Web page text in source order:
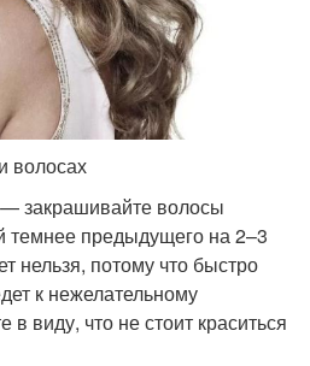
волосах
закрашивайте волосы
темнее предыдущего на 2–3
нельзя, потому что быстро
к нежелательному
в виду, что не стоит краситься